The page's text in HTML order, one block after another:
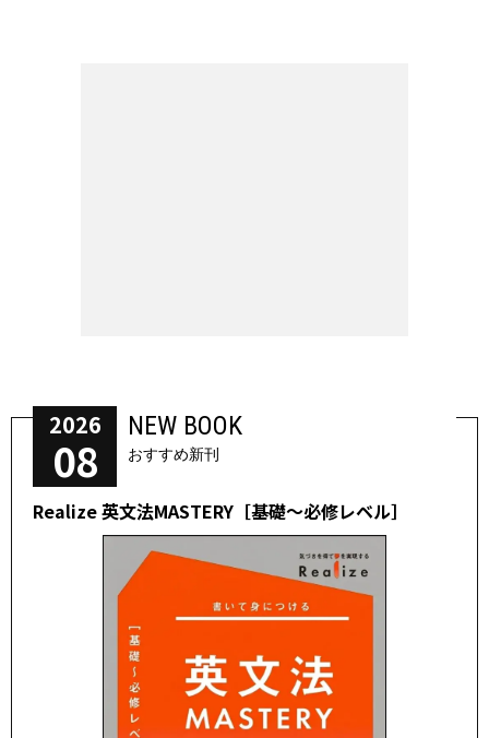
2026
08
NEW BOOK
おすすめ新刊
Realize 英文法MASTERY［基礎～必修レベル］